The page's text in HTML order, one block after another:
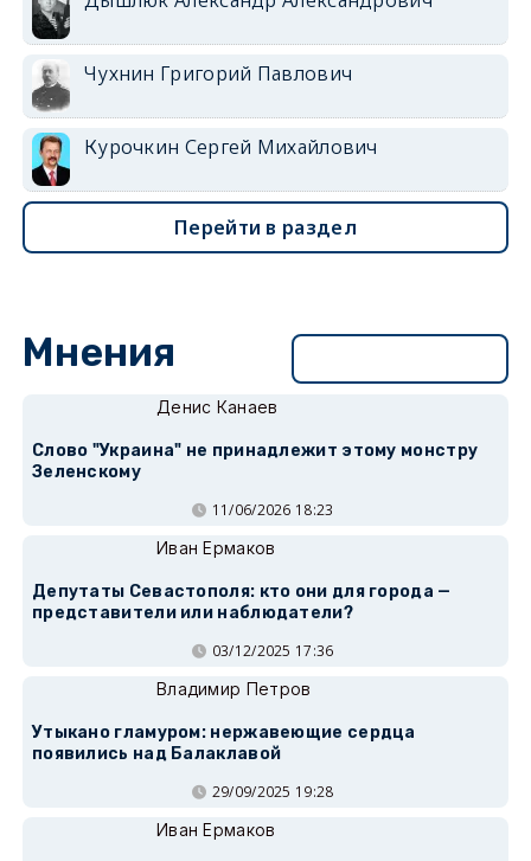
Чухнин Григорий Павлович
Курочкин Сергей Михайлович
Перейти в раздел
Мнения
Денис Канаев
Слово "Украина" не принадлежит этому монстру
Зеленскому
11/06/2026 18:23
Иван Ермаков
Депутаты Севастополя: кто они для города —
представители или наблюдатели?
03/12/2025 17:36
Владимир Петров
Утыкано гламуром: нержавеющие сердца
появились над Балаклавой
29/09/2025 19:28
Иван Ермаков